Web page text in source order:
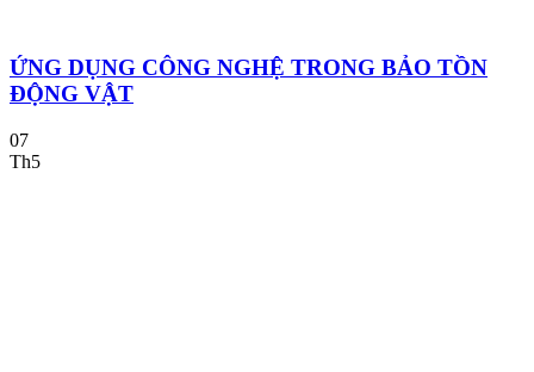
ỨNG DỤNG CÔNG NGHỆ TRONG BẢO TỒN
ĐỘNG VẬT
07
Th5